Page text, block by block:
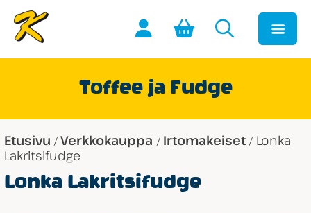
Toffee ja Fudge
Etusivu / Verkkokauppa / Irtomakeiset / Lonka
Lakritsifudge
Lonka Lakritsifudge